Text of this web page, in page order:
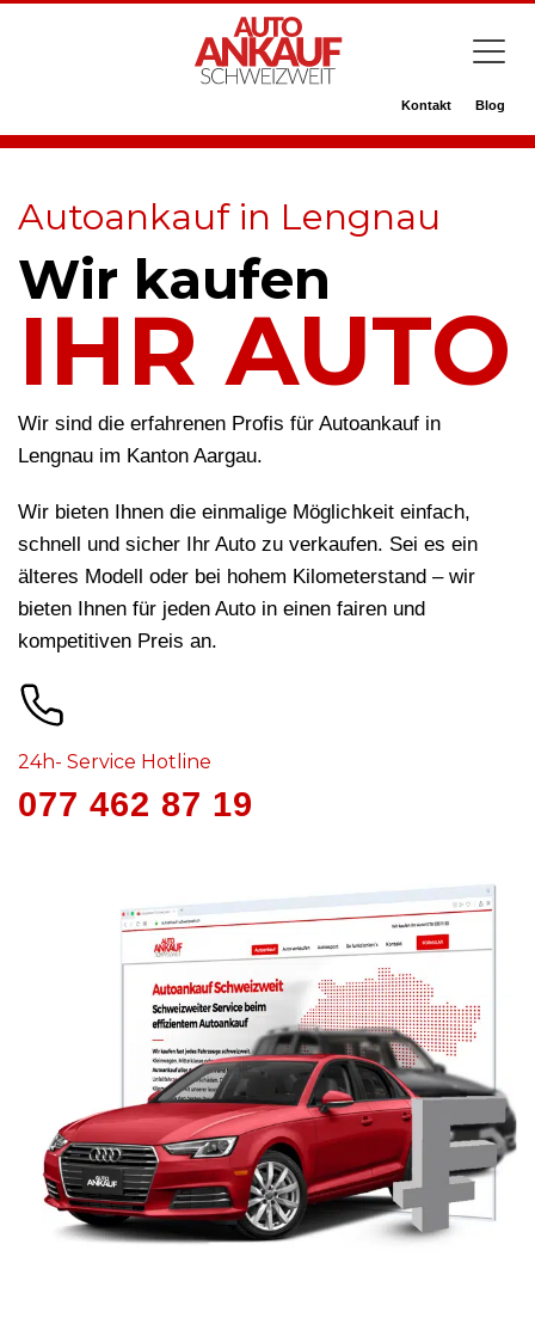
Kontakt Blog
Autoankauf in Lengnau
Wir kaufen
IHR AUTO
Wir sind die erfahrenen Profis für Autoankauf in
Lengnau im Kanton Aargau.
Wir bieten Ihnen die einmalige Möglichkeit einfach,
schnell und sicher Ihr Auto zu verkaufen. Sei es ein
älteres Modell oder bei hohem Kilometerstand – wir
bieten Ihnen für jeden Auto in einen fairen und
kompetitiven Preis an.
24h- Service Hotline
077 462 87 19